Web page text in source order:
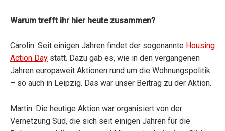
Warum trefft ihr hier heute zusammen?
Carolin: Seit einigen Jahren findet der sogenannte Housing
Action Day statt. Dazu gab es, wie in den vergangenen
Jahren europaweit Aktionen rund um die Wohnungspolitik
– so auch in Leipzig. Das war unser Beitrag zu der Aktion.
Martin: Die heutige Aktion war organisiert von der
Vernetzung Süd, die sich seit einigen Jahren für die